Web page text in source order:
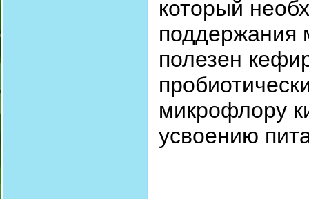
который
поддержания
полезен
микрофлору
усвоению